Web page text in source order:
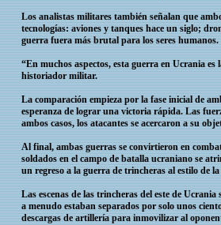
Los analistas militares también señalan que
tecnologías: aviones y tanques hace un siglo;
guerra fuera más brutal para los seres humanos.
“En muchos aspectos, esta guerra en Ucrania
historiador militar.
La comparación empieza por la fase inicial de
esperanza de lograr una victoria rápida. Las
ambos casos, los atacantes se acercaron a su
Al final, ambas guerras se convirtieron en
soldados en el campo de batalla ucraniano se
un regreso a la guerra de trincheras al estilo de
Las escenas de las trincheras del este de
a menudo estaban separados por solo unos
descargas de artillería para inmovilizar al